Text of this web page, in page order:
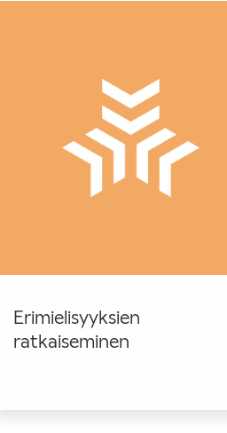
Erimielisyyksien
ratkaiseminen